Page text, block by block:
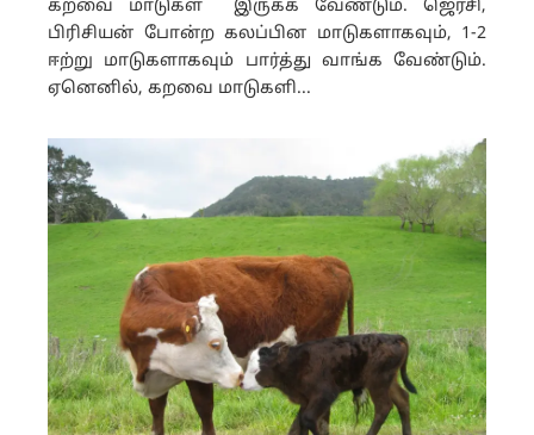
கறவை மாடுகள் இருக்க வேண்டும். ஜெர்சி,
பிரிசியன் போன்ற கலப்பின மாடுகளாகவும், 1-2
ஈற்று மாடுகளாகவும் பார்த்து வாங்க வேண்டும்.
ஏனெனில், கறவை மாடுகளி...